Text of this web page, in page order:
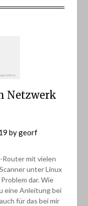
Netzwerk
bygeorf
Router mit vielen
unter Linux
dar. Wie
eine Anleitung bei
für das bei mir